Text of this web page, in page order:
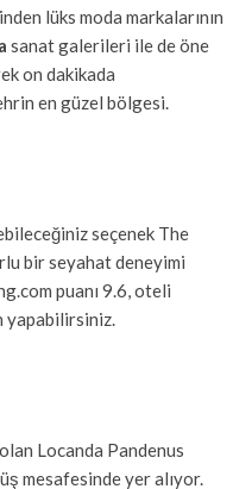
lüks moda markalarının
sanat galerileri ile de öne
on dakikada
en güzel bölgesi.
seçenek The
bir seyahat deneyimi
puanı 9.6, oteli
yapabilirsiniz.
Locanda Pandenus
mesafesinde yer alıyor.